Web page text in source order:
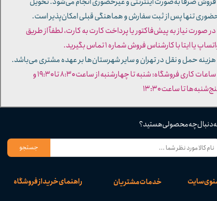
راهنمای خرید از فروشگاه خدمات مشتریان سایت
دنبال چه محصولی هستید؟
جستجو
تنها پس از ثبت سفارش و هماهنگی قبلی امکان‌پذیر است.
صورت نیاز به پیش‌فاکتور یا پرداخت کارت به کارت، لطفاً از طریق
یا ایتا با کارشناس فروش شماره ۱ تماس بگیرید.
حمل و نقل در تهران و سایر شهرستان‌ها بر عهده مشتری می‌باشد.
- ساعات کاری فروشگاه: شنبه تا چهارشنبه از ساعت ۸:۳۰ تا ۱۹:۳۰ و
تا ساعت ۱۳:۳۰​​​​​​​